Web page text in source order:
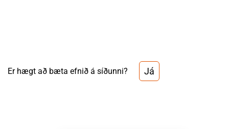
Er hægt að bæta efnið á síðunni? Já